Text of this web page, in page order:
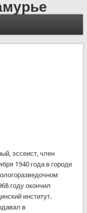
эссеист, член
1940 года в городе
году окончил
институт.
в